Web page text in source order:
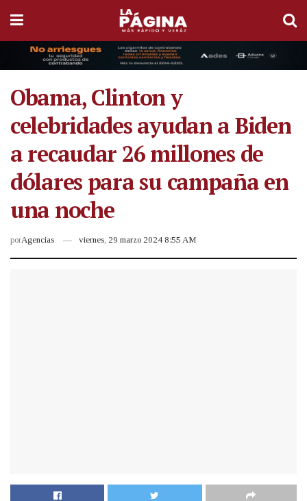
Obama, Clinton y
celebridades ayudan a Biden
a recaudar 26 millones de
dólares para su campaña en
una noche
porAgencias viernes, 29 marzo 2024 8:55 AM